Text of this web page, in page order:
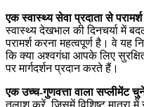
एक स्वास्थ्य सेवा प्रदाता से
स्वास्थ्य देखभाल की दिनचर्या में
परामर्श करना महत्वपूर्ण है। वे
कि क्या अश्वगंधा आपके लिए
पर मार्गदर्शन प्रदान करते हैं।
एक उच्च-गुणवत्ता वाला सप्लीमेंट
तलाश करें, जिसमें विशिष्ट मात्रा